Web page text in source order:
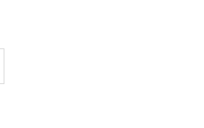
au format pdf
sur LinkedIn